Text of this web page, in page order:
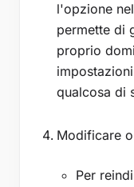
l'opzione
permette di
proprio
qualcosa di
Modificare
Per